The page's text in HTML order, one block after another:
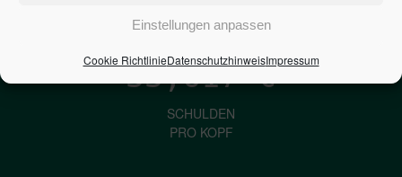
Einstellungen anpassen
Cookie RichtlinieDatenschutzhinweisImpressum
33,617€
SCHULDEN
PRO KOPF